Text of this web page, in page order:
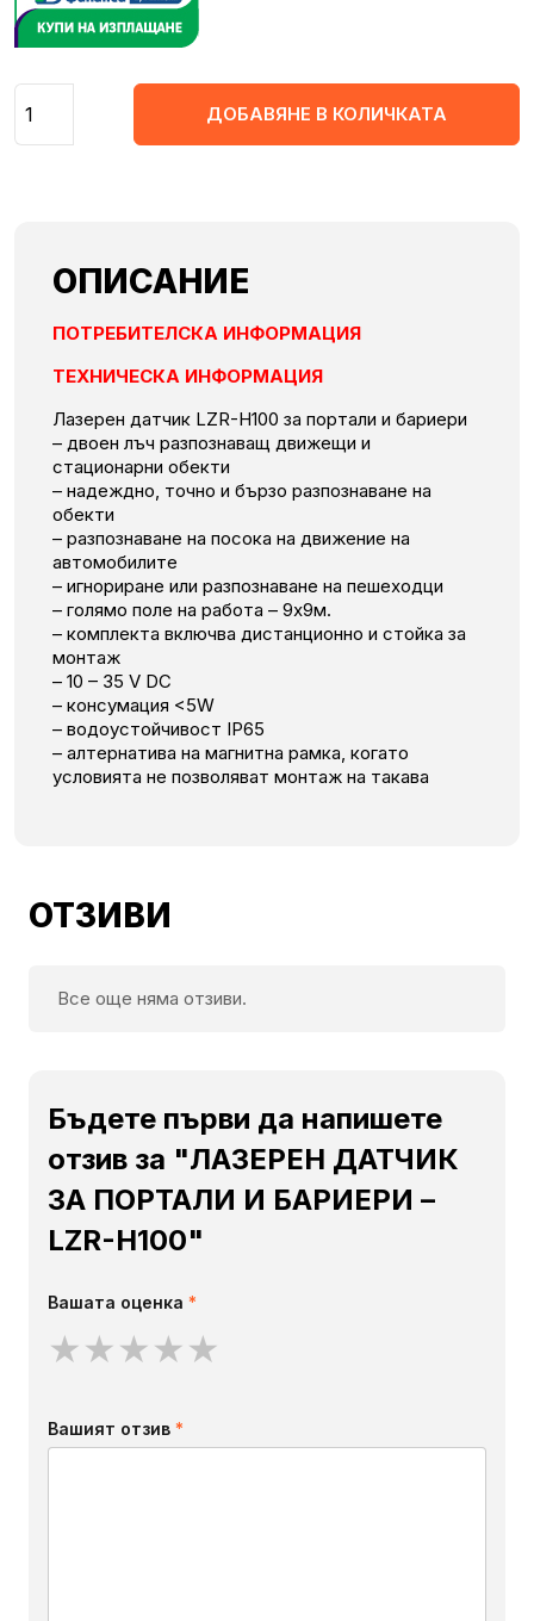
ДОБАВЯНЕ В КОЛИЧКАТА
ОПИСАНИЕ
ПОТРЕБИТЕЛСКА ИНФОРМАЦИЯ
ТЕХНИЧЕСКА ИНФОРМАЦИЯ
Лазерен датчик LZR-H100 за портали и бариери
– двоен лъч разпознаващ движещи и
стационарни обекти
– надеждно, точно и бързо разпознаване на
обекти
– разпознаване на посока на движение на
автомобилите
– игнориране или разпознаване на пешеходци
– голямо поле на работа – 9х9м.
– комплекта включва дистанционно и стойка за
монтаж
– 10 – 35 V DC
– консумация <5W
– водоустойчивост IP65
– алтернатива на магнитна рамка, когато
условията не позволяват монтаж на такава
ОТЗИВИ
Все още няма отзиви.
Бъдете първи да напишете
отзив за "ЛАЗЕРЕН ДАТЧИК
ЗА ПОРТАЛИ И БАРИЕРИ –
LZR-H100"
Вашата оценка *
★★★★★
Вашият отзив *